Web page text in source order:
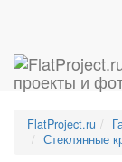
FlatProject.ru
Стеклянные